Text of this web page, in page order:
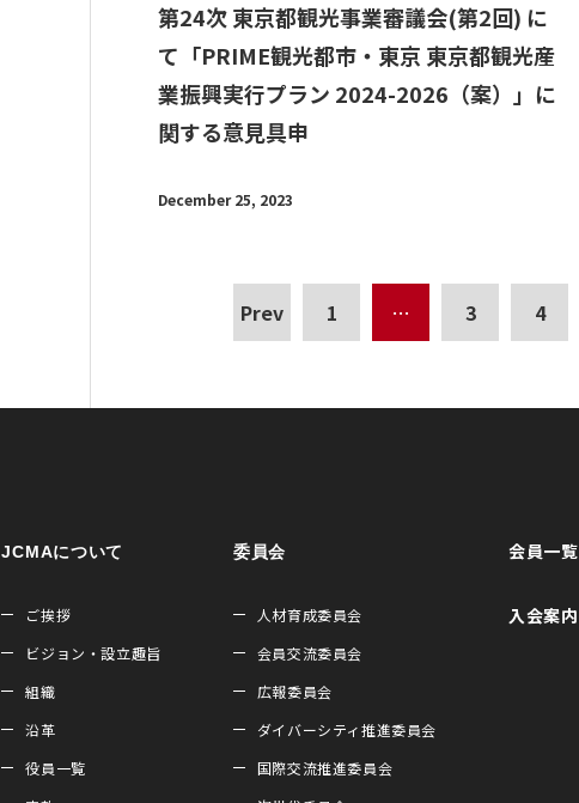
第24次 東京都観光事業審議会(第2回) に
て「PRIME観光都市・東京 東京都観光産
業振興実行プラン 2024-2026（案）」に
関する意見具申
December 25, 2023
Prev 1 … 3 4
JCMAについて
ご挨拶
ビジョン・設立趣旨
組織
沿革
役員一覧
委員会
人材育成委員会
会員交流委員会
広報委員会
ダイバーシティ推進委員会
国際交流推進委員会
会員一覧
入会案内